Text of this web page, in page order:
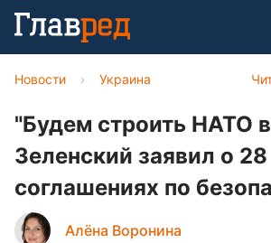
Новости › Украина
"Будем строить НАТО
Зеленский заявил о 28
соглашениях по
Алёна Воронина